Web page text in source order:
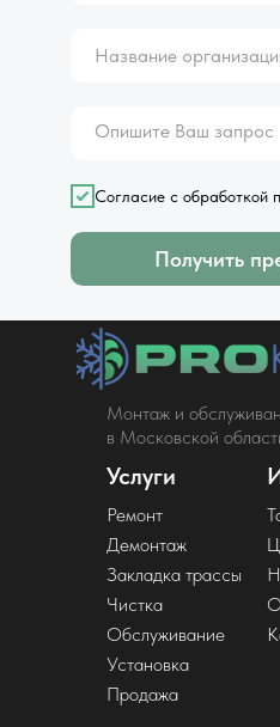
Согласие с обработкой
Получить
Монтаж и
в Московской
Ремонт
Демонтаж
Закладка трассы
Чистка
Обслуживание
Установка
Продажа
Услуги